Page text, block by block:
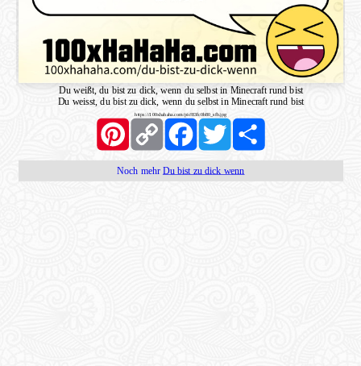
Du weißt, du bist zu dick, wenn du selbst in Minecraft rund bist
Du weisst, du bist zu dick, wenn du selbst in Minecraft rund bist
https://100xhahaha.com/pic!83fc0b80_sfb.jpg
PinterestCopy
Link
FacebookTwitter Share
Noch mehr Du bist zu dick wenn